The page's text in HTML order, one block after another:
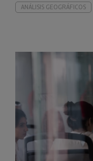
ANÁLISIS GEOGRÁFICOS